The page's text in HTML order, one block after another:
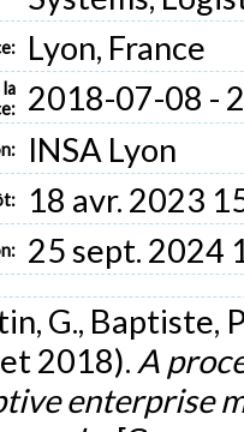
Lyon, France
2018-07-08 -
INSA Lyon
18 avr. 2023
25 sept. 2024
G., Baptiste,
2018). A
enterprise